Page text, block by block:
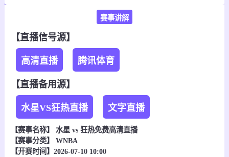
赛事讲解
【直播信号源】
高清直播 腾讯体育
【直播备用源】
水星VS狂热直播 文字直播
【赛事名称】 水星 vs 狂热免费高清直播
【赛事分类】 WNBA
【开赛时间】2026-07-10 10:00